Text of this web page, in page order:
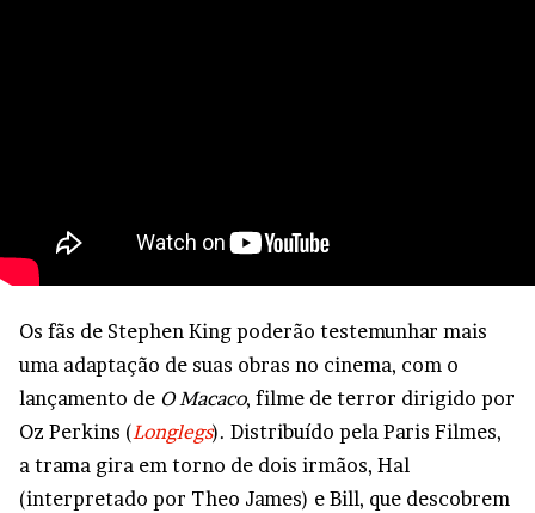
Os fãs de Stephen King poderão testemunhar mais
uma adaptação de suas obras no cinema, com o
lançamento de O Macaco, filme de terror dirigido por
Oz Perkins (Longlegs). Distribuído pela Paris Filmes,
a trama gira em torno de dois irmãos, Hal
(interpretado por Theo James) e Bill, que descobrem